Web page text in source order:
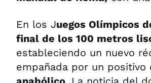
En los Juegos Olímpicos
final de los 100 metros
estableciendo un nuevo
empañada por un positivo